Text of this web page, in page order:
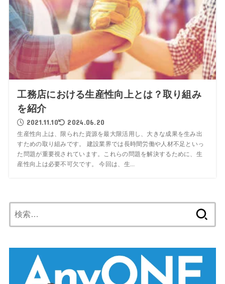
工務店における生産性向上とは？取り組み
を紹介
2021.11.10 2024.06.20
生産性向上は、限られた資源を最大限活用し、大きな成果を生み出
すための取り組みです。 建設業界では長時間労働や人材不足といっ
た問題が重要視されています。これらの問題を解決するために、生
産性向上は必要不可欠です。 今回は、生...
索: